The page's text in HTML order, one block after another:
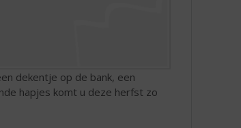
dekentje op de bank, een
hapjes komt u deze herfst zo